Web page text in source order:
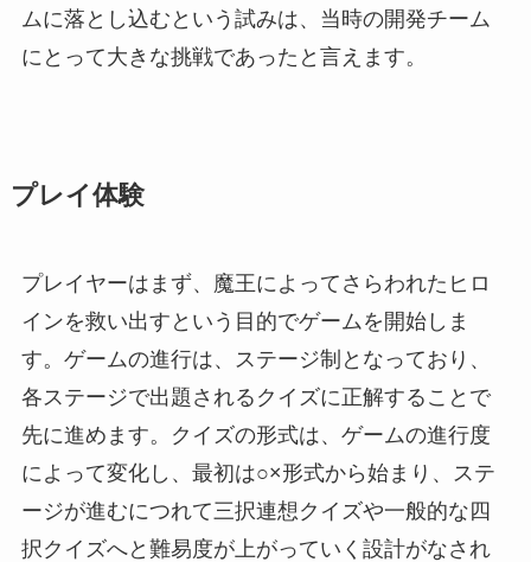
ムに落とし込むという試みは、当時の開発チーム
にとって大きな挑戦であったと言えます。
プレイ体験
プレイヤーはまず、魔王によってさらわれたヒロ
インを救い出すという目的でゲームを開始しま
す。ゲームの進行は、ステージ制となっており、
各ステージで出題されるクイズに正解することで
先に進めます。クイズの形式は、ゲームの進行度
によって変化し、最初は○×形式から始まり、ステ
ージが進むにつれて三択連想クイズや一般的な四
択クイズへと難易度が上がっていく設計がなされ